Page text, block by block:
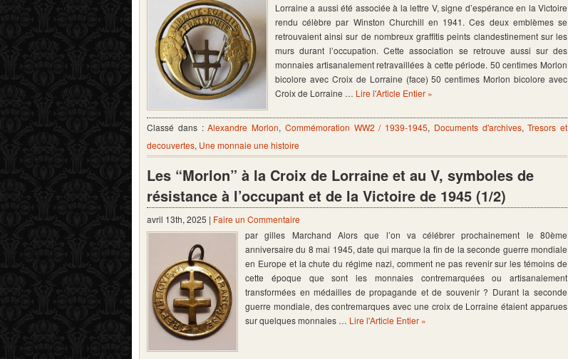
Lorraine a aussi été associée à la lettre V, signe d’espérance en la Victoire
rendu célèbre par Winston Churchill en 1941. Ces deux emblèmes se
retrouvaient ainsi sur de nombreux graffitis peints clandestinement sur les
murs durant l’occupation. Cette association se retrouve aussi sur des
monnaies artisanalement retravaillées à cette période. 50 centimes Morlon
bicolore avec Croix de Lorraine (face) 50 centimes Morlon bicolore avec
Croix de Lorraine … Lire l'Article Entier »
Classé dans :Alexandre Morlon, Commémoration WW2 / 1939-1945, Documents d'archives,Tresors et
decouvertes, Une monnaie une histoire
Les “Morlon” à la Croix de Lorraine et au V, symboles de
résistance à l’occupant et de la Victoire de 1945 (1/2)
avril 13th, 2025 | Faire un Commentaire
par gilles Marchand Alors que l’on va célébrer prochainement le 80ème
anniversaire du 8 mai 1945, date qui marque la fin de la seconde guerre mondiale
en Europe et la chute du régime nazi, comment ne pas revenir sur les témoins de
cette époque que sont les monnaies contremarquées ou artisanalement
transformées en médailles de propagande et de souvenir ? Durant la seconde
guerre mondiale, des contremarques avec une croix de Lorraine étaient apparues
sur quelques monnaies … Lire l'Article Entier »